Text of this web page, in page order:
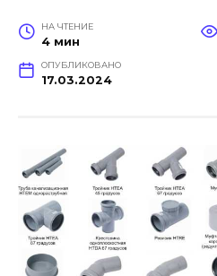
НА ЧТЕНИЕ
4 мин
ОПУБЛИКОВАНО
17.03.2024